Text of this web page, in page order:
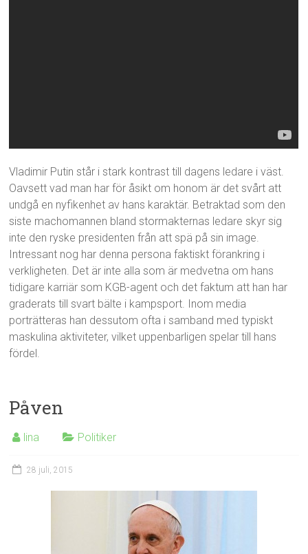
Vladimir Putin står i stark kontrast till dagens ledare i väst.
Oavsett vad man har för åsikt om honom är det svårt att
undgå en nyfikenhet av hans karaktär. Betraktad som den
siste machomannen bland stormakternas ledare skyr sig
inte den ryske presidenten från att spä på sin image.
Intressant nog har denna persona faktiskt förankring i
verkligheten. Det är inte alla som är medvetna om hans
tidigare karriär som KGB-agent och det faktum att han har
graderats till svart bälte i kampsport. Inom media
porträtteras han dessutom ofta i samband med typiskt
maskulina aktiviteter, vilket uppenbarligen spelar till hans
fördel.
Påven
lina Politiker
28 juli, 2015